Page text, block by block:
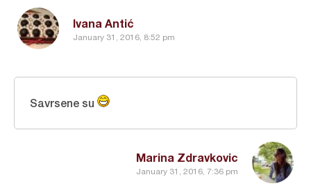
Ivana Antić
January 31, 2016, 8:52 pm
Marina Zdravkovic
January 31, 2016, 7:36 pm
Savrsene su